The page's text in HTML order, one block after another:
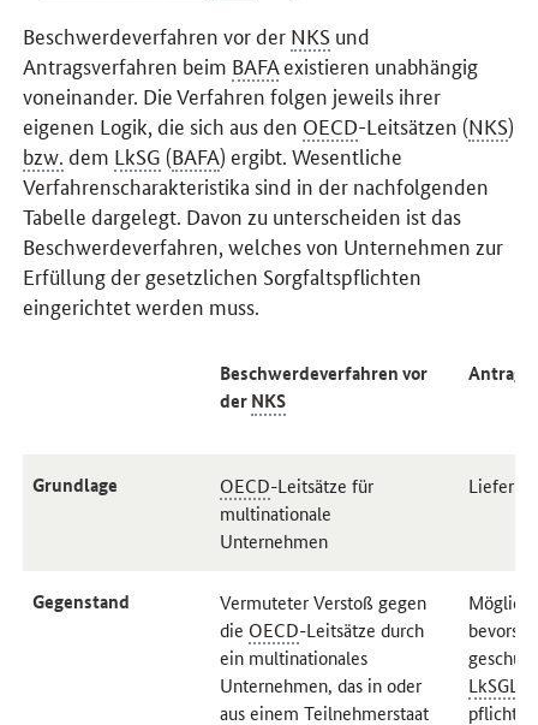
Beschwerdeverfahren vor der NKS und
Antragsverfahren beim BAFAexistieren unabhängig
voneinander. Die Verfahren folgen jeweils ihrer
eigenen Logik, die sich aus den OECD-Leitsätzen (NKS)
bzw. dem LkSG (BAFA) ergibt. Wesentliche
Verfahrenscharakteristika sind in der nachfolgenden
Tabelle dargelegt. Davon zu unterscheiden ist das
Beschwerdeverfahren, welches von Unternehmen zur
Erfüllung der gesetzlichen Sorgfaltspflichten
eingerichtet werden muss.
Beschwerdeverfahren vor
derNKS
Grundlage OECD-Leitsätze für
multinationale
Unternehmen
Gegenstand
Vermuteter Verstoß gegen
die OECD-Leitsätze durch
ein multinationales
Unternehmen, das in oder
aus einem Teilnehmerstaat
LkSG